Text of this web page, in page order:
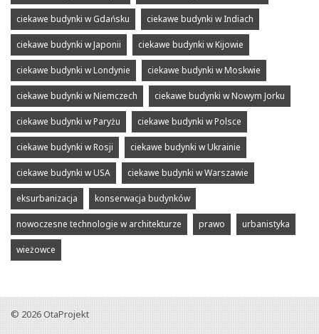
ciekawe budynki w Gdańsku ciekawe budynki w Indiach
ciekawe budynki w Japonii ciekawe budynki w Kijowie
ciekawe budynki w Londynie ciekawe budynki w Moskwie
ciekawe budynki w Niemczech ciekawe budynki w Nowym Jorku
ciekawe budynki w Paryżu ciekawe budynki w Polsce
ciekawe budynki w Rosji ciekawe budynki w Ukrainie
ciekawe budynki w USA ciekawe budynki w Warszawie
eksurbanizacja konserwacja budynków
nowoczesne technologie w architekturze prawo urbanistyka
wieżowce
© 2026OtaProjekt